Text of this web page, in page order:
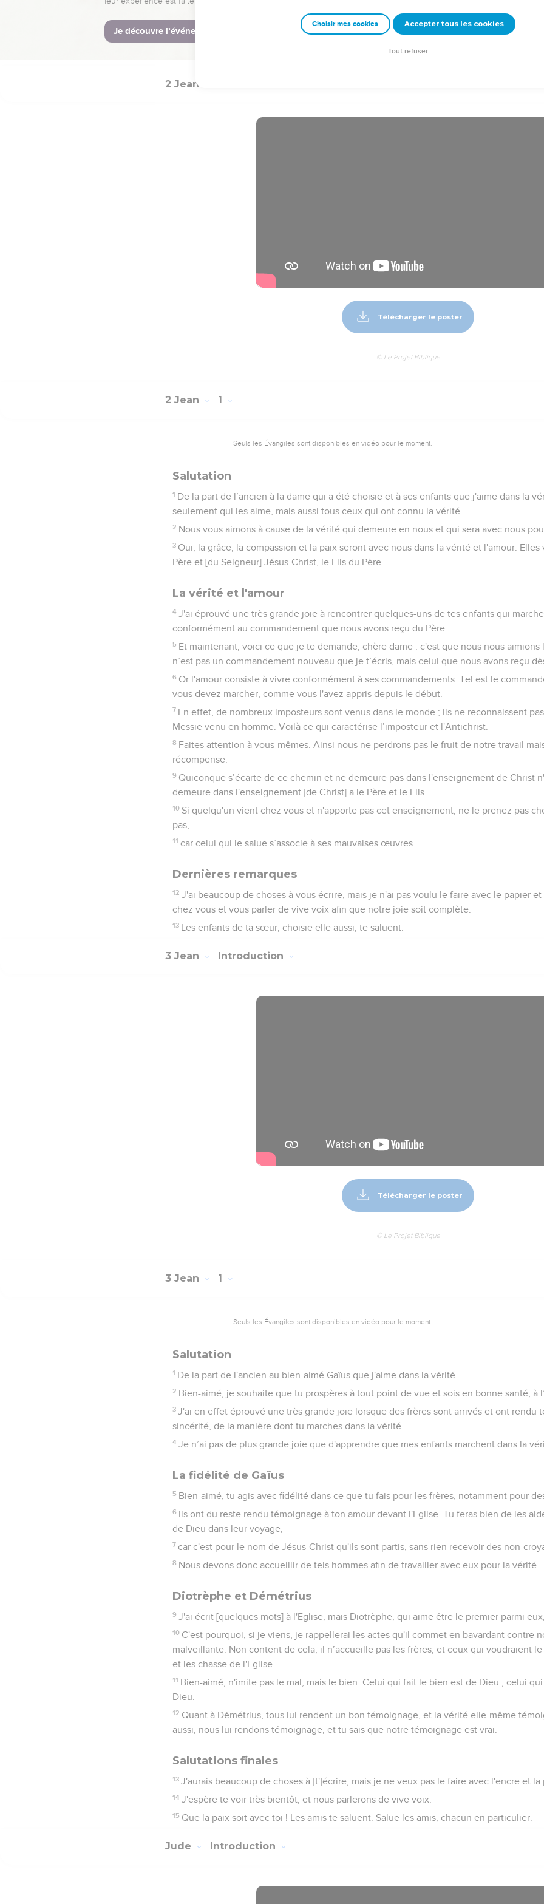
Dieu ; et nous sommes unis au vrai Dieu si nous sommes unis à son Fils Jésus-Christ.
Dieu et la vie éternelle.
2 Jean
Télécharger le poster
© Le Projet Biblique
2 Jean 1
Seuls les Évangiles sont disponibles en vidéo pour le moment.
Salutation
1 De la part de l’ancien à la dame qui a été choisie et à ses enfants que j'aime dans la
seulement qui les aime, mais aussi tous ceux qui ont connu la vérité.
2 Nous vous aimons à cause de la vérité qui demeure en nous et qui sera avec nous
3 Oui, la grâce, la compassion et la paix seront avec nous dans la vérité et l'amour.
Père et [du Seigneur] Jésus-Christ, le Fils du Père.
La vérité et l'amour
4 J'ai éprouvé une très grande joie à rencontrer quelques-uns de tes enfants qui
conformément au commandement que nous avons reçu du Père.
5 Et maintenant, voici ce que je te demande, chère dame : c'est que nous nous aimions
n’est pas un commandement nouveau que je t’écris, mais celui que nous avons reçu
6 Or l'amour consiste à vivre conformément à ses commandements. Tel est le
vous devez marcher, comme vous l'avez appris depuis le début.
7 En effet, de nombreux imposteurs sont venus dans le monde ; ils ne reconnaissent
Messie venu en homme. Voilà ce qui caractérise l’imposteur et l'Antichrist.
8 Faites attention à vous-mêmes. Ainsi nous ne perdrons pas le fruit de notre travail
récompense.
9 Quiconque s’écarte de ce chemin et ne demeure pas dans l'enseignement de Christ
demeure dans l'enseignement [de Christ] a le Père et le Fils.
10 Si quelqu'un vient chez vous et n'apporte pas cet enseignement, ne le prenez pas
pas,
11 car celui qui le salue s’associe à ses mauvaises œuvres.
Dernières remarques
12 J'ai beaucoup de choses à vous écrire, mais je n'ai pas voulu le faire avec le papier
chez vous et vous parler de vive voix afin que notre joie soit complète.
13 Les enfants de ta sœur, choisie elle aussi, te saluent.
3 Jean Introduction
Télécharger le poster
© Le Projet Biblique
3 Jean 1
Seuls les Évangiles sont disponibles en vidéo pour le moment.
Salutation
1 De la part de l'ancien au bien-aimé Gaïus que j'aime dans la vérité.
2 Bien-aimé, je souhaite que tu prospères à tout point de vue et sois en bonne santé, à
3 J'ai en effet éprouvé une très grande joie lorsque des frères sont arrivés et ont rendu
sincérité, de la manière dont tu marches dans la vérité.
4 Je n’ai pas de plus grande joie que d'apprendre que mes enfants marchent dans la
La fidélité de Gaïus
5 Bien-aimé, tu agis avec fidélité dans ce que tu fais pour les frères, notamment pour
6 Ils ont du reste rendu témoignage à ton amour devant l'Eglise. Tu feras bien de les
de Dieu dans leur voyage,
7 car c'est pour le nom de Jésus-Christ qu'ils sont partis, sans rien recevoir des non-
8 Nous devons donc accueillir de tels hommes afin de travailler avec eux pour la vérité.
Diotrèphe et Démétrius
9 J'ai écrit [quelques mots] à l'Eglise, mais Diotrèphe, qui aime être le premier parmi
10 C'est pourquoi, si je viens, je rappellerai les actes qu'il commet en bavardant contre
malveillante. Non content de cela, il n’accueille pas les frères, et ceux qui voudraient
et les chasse de l'Eglise.
11 Bien-aimé, n'imite pas le mal, mais le bien. Celui qui fait le bien est de Dieu ; celui
Dieu.
12 Quant à Démétrius, tous lui rendent un bon témoignage, et la vérité elle-même
aussi, nous lui rendons témoignage, et tu sais que notre témoignage est vrai.
Salutations finales
13 J'aurais beaucoup de choses à [t']écrire, mais je ne veux pas le faire avec l'encre et la
14 J'espère te voir très bientôt, et nous parlerons de vive voix.
15 Que la paix soit avec toi ! Les amis te saluent. Salue les amis, chacun en particulier.
Jude Introduction
Choisir mes cookies Accepter tous les cookies
Tout refuser